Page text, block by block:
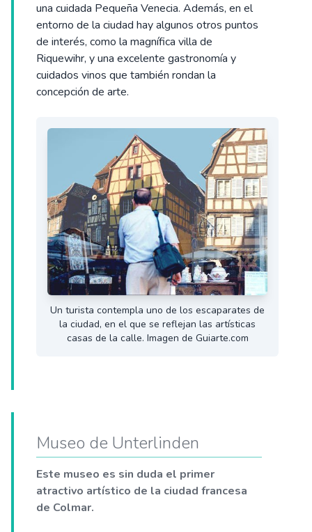
una cuidada Pequeña Venecia. Además, en el
entorno de la ciudad hay algunos otros puntos
de interés, como la magnífica villa de
Riquewihr, y una excelente gastronomía y
cuidados vinos que también rondan la
concepción de arte.
Un turista contempla uno de los escaparates de
la ciudad, en el que se reflejan las artísticas
casas de la calle. Imagen de Guiarte.com
Museo de Unterlinden
Este museo es sin duda el primer
atractivo artístico de la ciudad francesa
de Colmar.